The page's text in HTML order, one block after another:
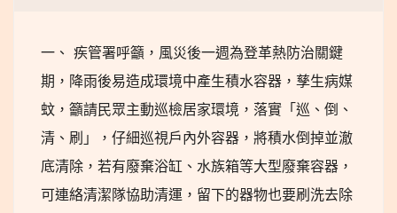
一、 疾管署呼籲，風災後一週為登革熱防治關鍵
期，降雨後易造成環境中產生積水容器，孳生病媒
蚊，籲請民眾主動巡檢居家環境，落實「巡、倒、
清、刷」，仔細巡視戶內外容器，將積水倒掉並澈
底清除，若有廢棄浴缸、水族箱等大型廢棄容器，
可連絡清潔隊協助清運，留下的器物也要刷洗去除